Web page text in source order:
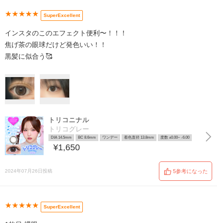
★★★★★ SuperExcellent
インスタのこのエフェクト便利〜！！！
焦げ茶の眼球だけど発色いい！！
黒髪に似合う🥰
トリコニナル
トリコグレー
DIA 14.5mm BC 8.6mm ワンデー 着色直径 13.8mm 度数 ±0.00~ -6.00
¥1,650
2024年07月26日投稿 5参考になった
★★★★★ SuperExcellent